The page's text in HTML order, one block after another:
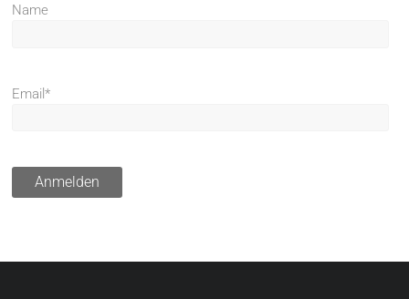
Name
Email*